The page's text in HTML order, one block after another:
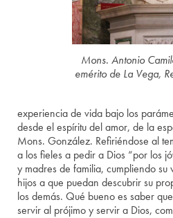
Mons. Antonio
emérito de La Vega,
experiencia de vida bajo los
desde el espíritu del amor, de la
Mons. González. Refiriéndose al
a los fieles a pedir a Dios “por los
y madres de familia, cumpliendo su
hijos a que puedan descubrir su
los demás. Qué bueno es saber
servir al prójimo y servir a Dios,